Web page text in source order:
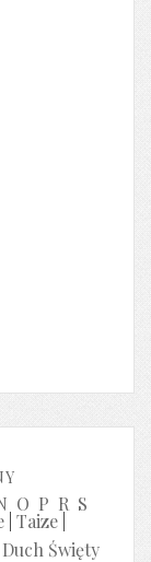
O P R S
Taize
Duch Święty